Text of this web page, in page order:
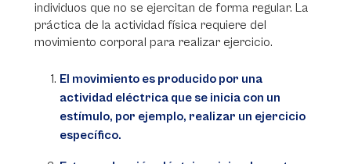
individuos que no se ejercitan de forma regular. La
práctica de la actividad física requiere del
movimiento corporal para realizar ejercicio.
El movimiento es producido por una
actividad eléctrica que se inicia con un
estímulo, por ejemplo, realizar un ejercicio
específico.